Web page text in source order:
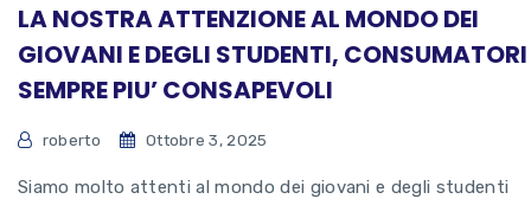
LA NOSTRA ATTENZIONE AL MONDO DEI
GIOVANI E DEGLI STUDENTI, CONSUMATORI
SEMPRE PIU’ CONSAPEVOLI
roberto Ottobre 3, 2025
Siamo molto attenti al mondo dei giovani e degli studenti